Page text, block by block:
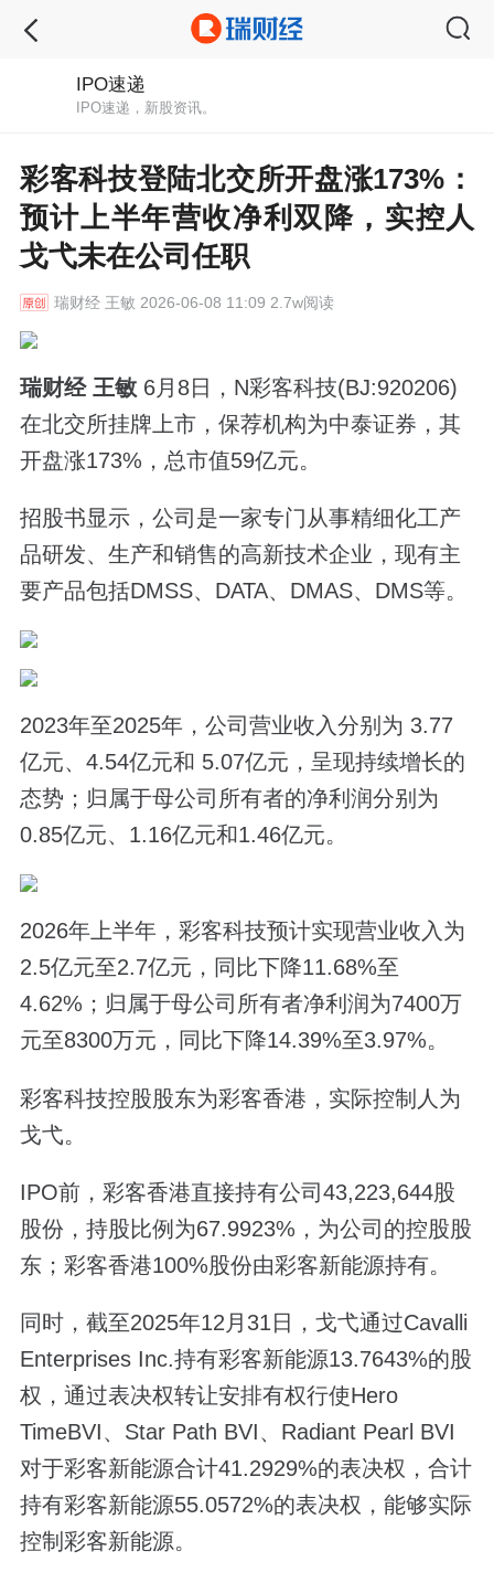
IPO速递
IPO速递，新股资讯。
彩客科技登陆北交所开盘涨173%：
预计上半年营收净利双降，实控人
戈弋未在公司任职
瑞财经王敏 2026-06-08 11:09 2.7w阅读
瑞财经 王敏 6月8日，N彩客科技(BJ:920206)
在北交所挂牌上市，保荐机构为中泰证券，其
开盘涨173%，总市值59亿元。
招股书显示，公司是一家专门从事精细化工产
品研发、生产和销售的高新技术企业，现有主
要产品包括DMSS、DATA、DMAS、DMS等。
2023年至2025年，公司营业收入分别为 3.77
亿元、4.54亿元和 5.07亿元，呈现持续增长的
态势；归属于母公司所有者的净利润分别为
0.85亿元、1.16亿元和1.46亿元。
2026年上半年，彩客科技预计实现营业收入为
2.5亿元至2.7亿元，同比下降11.68%至
4.62%；归属于母公司所有者净利润为7400万
元至8300万元，同比下降14.39%至3.97%。
彩客科技控股股东为彩客香港，实际控制人为
戈弋。
IPO前，彩客香港直接持有公司43,223,644股
股份，持股比例为67.9923%，为公司的控股股
东；彩客香港100%股份由彩客新能源持有。
同时，截至2025年12月31日，戈弋通过Cavalli
Enterprises Inc.持有彩客新能源13.7643%的股
权，通过表决权转让安排有权行使Hero
TimeBVI、Star Path BVI、Radiant Pearl BVI
对于彩客新能源合计41.2929%的表决权，合计
持有彩客新能源55.0572%的表决权，能够实际
控制彩客新能源。